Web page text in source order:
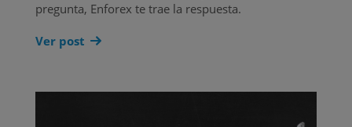
pregunta, Enforex te trae la respuesta.
Ver post